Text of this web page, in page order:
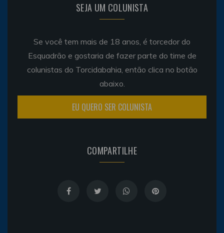
SEJA UM COLUNISTA
Se você tem mais de 18 anos, é torcedor do
Esquadrão e gostaria de fazer parte do time de
colunistas do Torcidabahia, então clica no botão
abaixo.
EU QUERO SER COLUNISTA
COMPARTILHE